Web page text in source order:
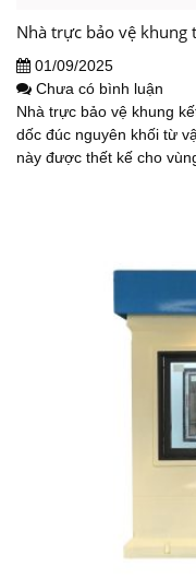
Nhà trực bảo vệ khung
01/09/2025
Chưa có bình luận
Nhà trực bảo vệ khung
dốc đúc nguyên khối từ
này được thết kế cho